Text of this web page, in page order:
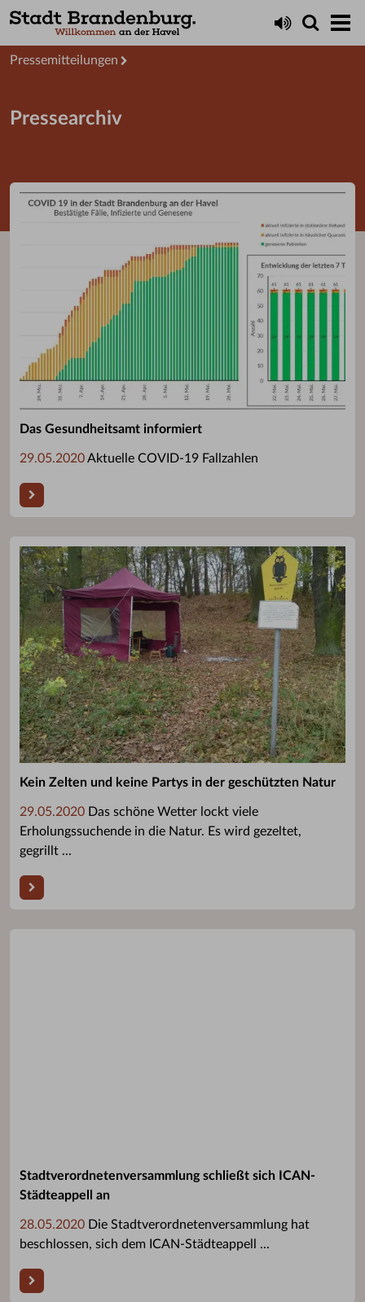
Presseservice
Pressemitteilungen
Pressearchiv
Das Gesundheitsamt informiert
29.05.2020Aktuelle COVID-19 Fallzahlen
Kein Zelten und keine Partys in der geschützten Natur
29.05.2020 Das schöne Wetter lockt viele
Erholungssuchende in die Natur. Es wird gezeltet,
gegrillt ...
Stadtverordnetenversammlung schließt sich ICAN-
Städteappell an
28.05.2020 Die Stadtverordnetenversammlung hat
beschlossen, sich dem ICAN-Städteappell ...